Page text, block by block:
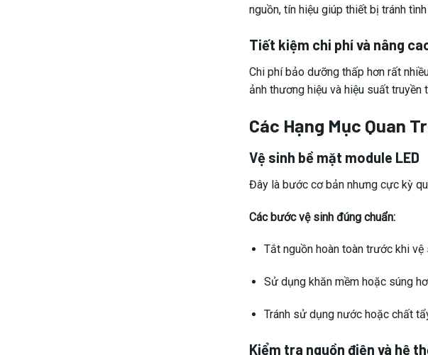
nguồn, tín hiệu giúp thiết bị tránh
Tiết kiệm chi phí và nâng
Chi phí bảo dưỡng thấp hơn rất
ảnh thương hiệu và hiệu suất truyền
Các Hạng Mục Quan
Vệ sinh bề mặt module LED
Đây là bước cơ bản nhưng cực kỳ
Các bước vệ sinh đúng chuẩn:
Tắt nguồn hoàn toàn trước khi vệ
Sử dụng khăn mềm hoặc súng
Tránh sử dụng nước hoặc chất
Kiểm tra nguồn điện và hệ